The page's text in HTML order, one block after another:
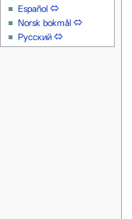
Español ⇔
Norsk bokmål ⇔
Русский ⇔